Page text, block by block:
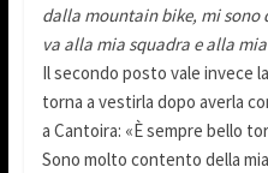
dalla mountain bike, mi
va alla mia squadra e alla
Il secondo posto vale invece
torna a vestirla dopo averla
a Cantoira: «È sempre bello
Sono molto contento della